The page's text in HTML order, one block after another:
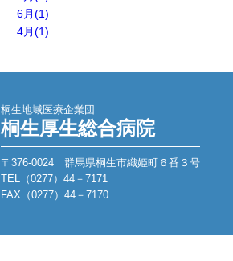
6月(1)
4月(1)
桐生地域医療企業団
桐生厚生総合病院
〒376-0024 群馬県桐生市織姫町６番３号
TEL（0277）44－7171
FAX（0277）44－7170